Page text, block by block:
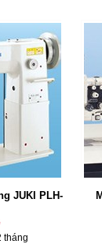
JUKI PLH-
tháng